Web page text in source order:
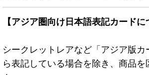
【アジア圏向け日本語表記カードに
シークレットレアなど「アジア版
ら表記している場合を除き、商品